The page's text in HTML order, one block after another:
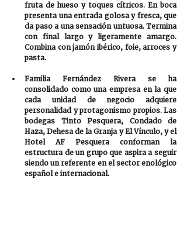
fruta de hueso y toques cítricos. En boca
presenta una entrada golosa y fresca, que
da paso a una sensación untuosa. Termina
con final largo y ligeramente amargo.
Combina con jamón ibérico, foie, arroces y
pasta.
Familia Fernández Rivera se ha
consolidado como una empresa en la que
cada unidad de negocio adquiere
personalidad y protagonismo propios. Las
bodegas Tinto Pesquera, Condado de
Haza, Dehesa de la Granja y El Vínculo, y el
Hotel AF Pesquera conforman la
estructura de un grupo que aspira a seguir
siendo un referente en el sector enológico
español e internacional.